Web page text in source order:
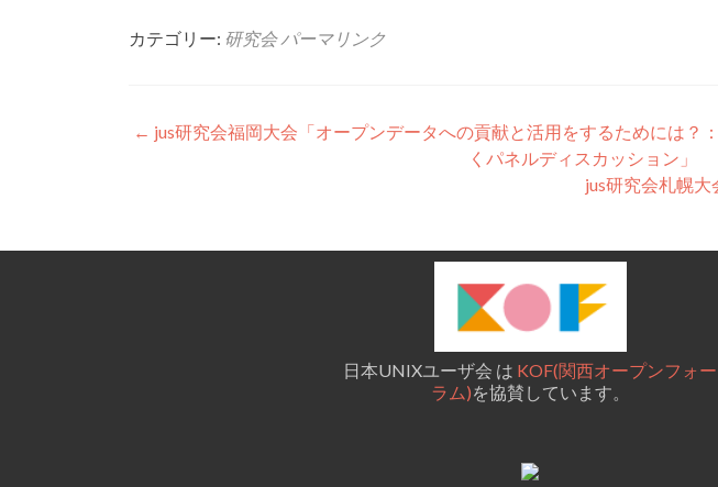
カテゴリー: 研究会 パーマリンク
投
ビ
← jus研究会福岡大会「オープンデータへの貢献と活用をするためには？
くパネルディスカッション」
jus研究会札幌大
日本UNIXユーザ会 は KOF(関西オープンフォー
ラム)を協賛しています。